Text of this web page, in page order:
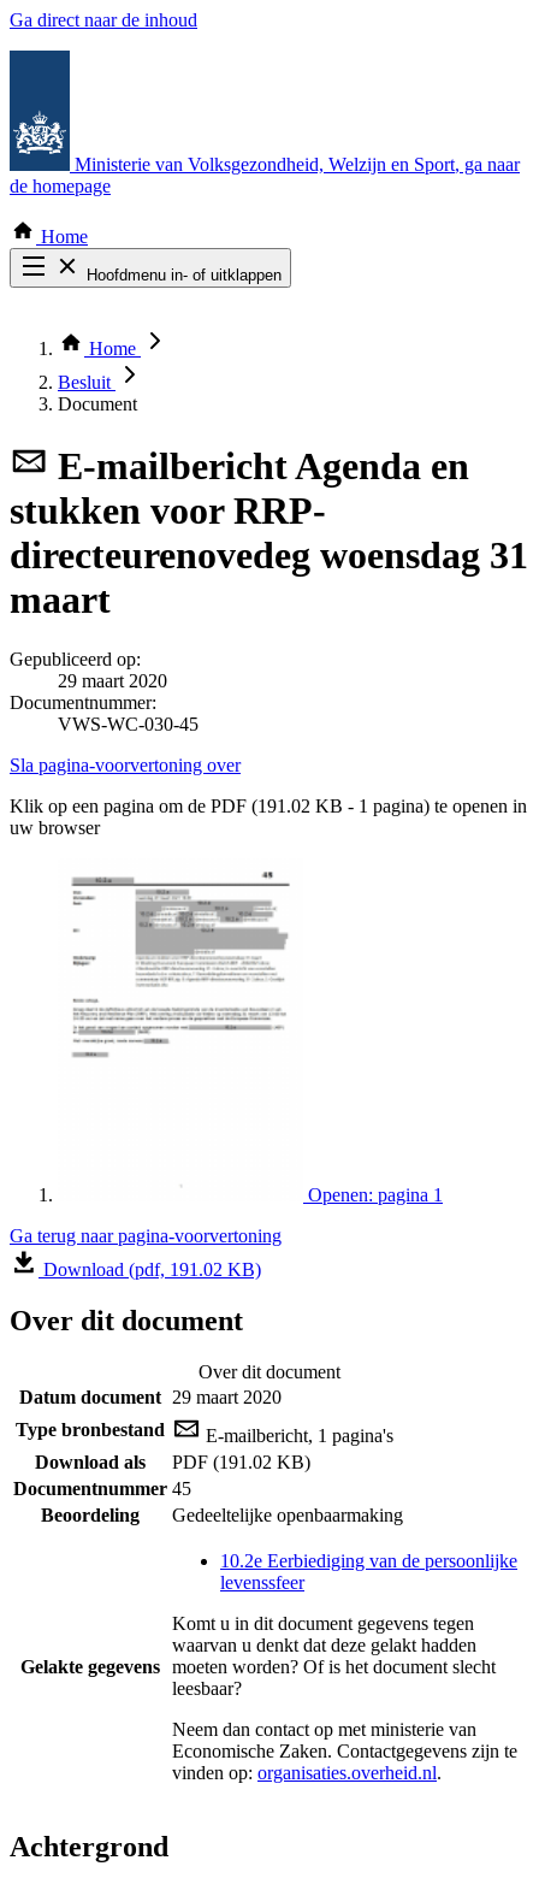
Ga direct naar de inhoud
Ministerie van Volksgezondheid, Welzijn en Sport, ga naar
de homepage
Home
Hoofdmenu in- of uitklappen
Thema COVID-19
Bekijk per bestuursorgaan
Home
Besluit
Document
E-mailberichtAgenda en
stukken voor RRP-
directeurenovedeg woensdag 31
maart
Gepubliceerd op:
29 maart 2020
Documentnummer:
VWS-WC-030-45
Sla pagina-voorvertoning over
Klik op een pagina om de PDF (191.02 KB - 1 pagina) te openen in
uw browser
Openen: pagina 1
Ga terug naar pagina-voorvertoning
Download (pdf, 191.02 KB)
Over dit document
Over dit document
Datum document 29 maart 2020
Type bronbestand
E-mailbericht, 1 pagina's
Download als
PDF (191.02 KB)
Documentnummer 45
Beoordeling
Gedeeltelijke openbaarmaking
Gelakte gegevens
10.2e Eerbiediging van de persoonlijke
levenssfeer
Komt u in dit document gegevens tegen
waarvan u denkt dat deze gelakt hadden
moeten worden? Of is het document slecht
leesbaar?
Neem dan contact op met ministerie van
Economische Zaken. Contactgegevens zijn te
vinden op: organisaties.overheid.nl.
Achtergrond